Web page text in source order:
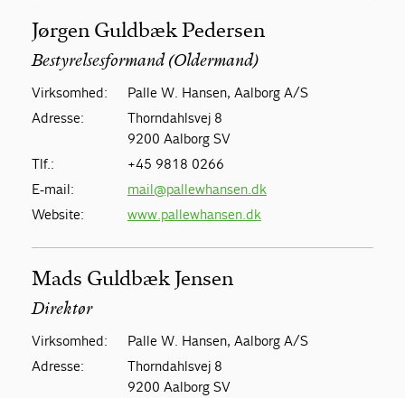
Jørgen Guldbæk Pedersen
Bestyrelsesformand (Oldermand)
Virksomhed:
Palle W. Hansen, Aalborg A/S
Adresse:
Thorndahlsvej 8
9200 Aalborg SV
Tlf.:
+45 9818 0266
E-mail:
mail@pallewhansen.dk
Website:
www.pallewhansen.dk
Mads Guldbæk Jensen
Direktør
Virksomhed:
Palle W. Hansen, Aalborg A/S
Adresse:
Thorndahlsvej 8
9200 Aalborg SV